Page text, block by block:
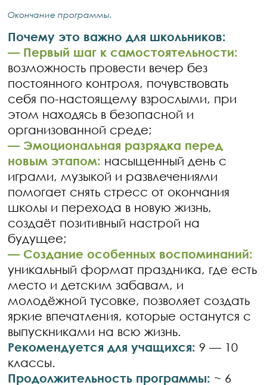
Окончание программы.
Почему это важно для школьников:
— Первый шаг к самостоятельности:
возможность провести вечер без
постоянного контроля, почувствовать
себя по-настоящему взрослыми, при
этом находясь в безопасной и
организованной среде;
— Эмоциональная разрядка перед
новым этапом: насыщенный день с
играми, музыкой и развлечениями
помогает снять стресс от окончания
школы и перехода в новую жизнь,
создаёт позитивный настрой на
будущее;
— Создание особенных воспоминаний:
уникальный формат праздника, где есть
место и детским забавам, и
молодёжной тусовке, позволяет создать
яркие впечатления, которые останутся с
выпускниками на всю жизнь.
Рекомендуется для учащихся: 9 — 10
классы.
Продолжительность программы: ~ 6